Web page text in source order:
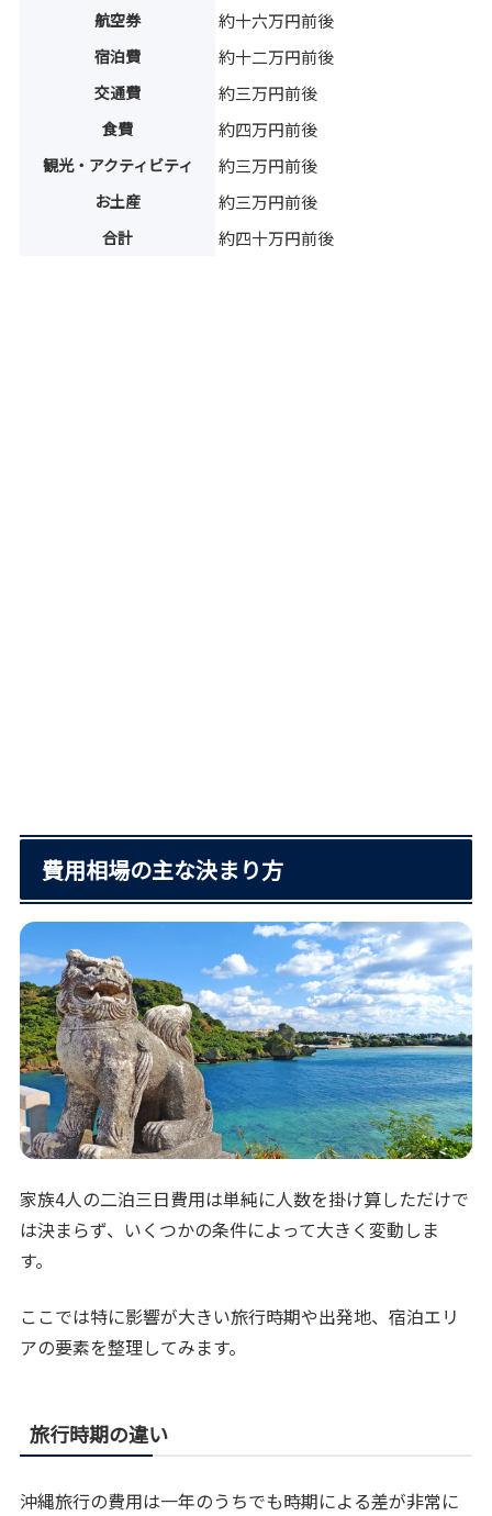
航空券 約十六万円前後
宿泊費 約十二万円前後
交通費 約三万円前後
食費 約四万円前後
観光・アクティビティ 約三万円前後
お土産 約三万円前後
合計 約四十万円前後
費用相場の主な決まり方
家族4人の二泊三日費用は単純に人数を掛け算しただけで
は決まらず、いくつかの条件によって大きく変動しま
す。
ここでは特に影響が大きい旅行時期や出発地、宿泊エリ
アの要素を整理してみます。
旅行時期の違い
沖縄旅行の費用は一年のうちでも時期による差が非常に